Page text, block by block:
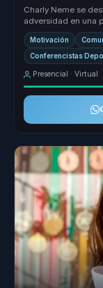
Charly Neme se
adversidad en una
organizacional. Su
Motivación
Conferencistas
Presencial · Virtual